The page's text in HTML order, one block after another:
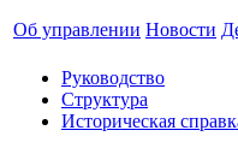
Об управлении Новости
Руководство
Структура
Историческая